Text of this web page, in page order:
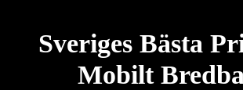
Sveriges Bästa
Mobilt